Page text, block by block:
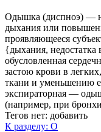
Одышка (диспноэ) —
дыхания или
проявляющееся
{дыхания,
обусловленная
застою крови в
ткани и уменьшению
экспираторная —
(например, при
Тегов нет: добавить
К разделу: О